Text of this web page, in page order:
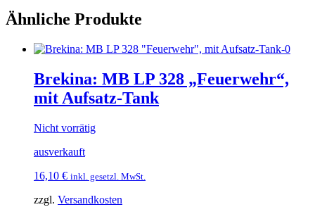
Ähnliche Produkte
Brekina: MB LP 328 „Feuerwehr“,
mit Aufsatz-Tank
Nicht vorrätig
ausverkauft
16,10 € inkl. gesetzl. MwSt.
zzgl. Versandkosten